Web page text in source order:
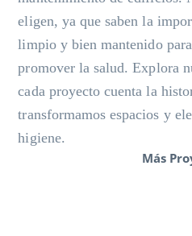
eligen, ya que saben la
limpio y bien mantenido
promover la salud. Explora
cada proyecto cuenta la
transformamos espacios y
higiene.
Más